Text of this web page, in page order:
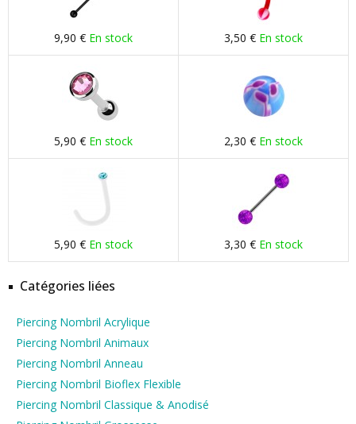
9,90 € En stock 3,50 € En stock
5,90 € En stock 2,30 € En stock
5,90 € En stock 3,30 € En stock
Catégories liées
Piercing Nombril Acrylique
Piercing Nombril Animaux
Piercing Nombril Anneau
Piercing Nombril Bioflex Flexible
Piercing Nombril Classique & Anodisé